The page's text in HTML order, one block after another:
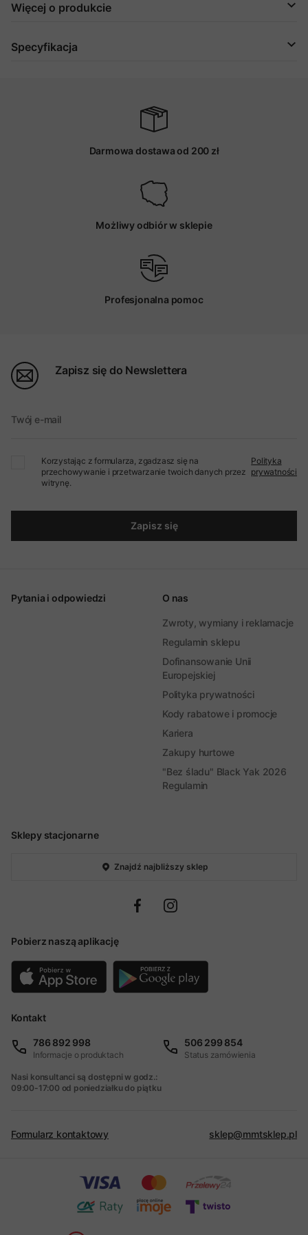
Więcej o produkcie
Specyfikacja
Darmowa dostawa od 200 zł
Możliwy odbiór w sklepie
Profesjonalna pomoc
Zapisz się do Newslettera
Twój e-mail
Korzystając z formularza, zgadzasz się na
przechowywanie i przetwarzanie twoich danych przez
witrynę.
Polityka
prywatności
Zapisz się
Sklepy stacjonarne
Znajdź najbliższy sklep
Pobierz naszą aplikację
Pytania i odpowiedzi O nas
Zwroty, wymiany i reklamacje
Regulamin sklepu
Dofinansowanie Unii
Europejskiej
Polityka prywatności
Kody rabatowe i promocje
Kariera
Zakupy hurtowe
"Bez śladu" Black Yak 2026
Regulamin
Kontakt
786 892 998
Informacje o produktach
506 299 854
Status zamówienia
Nasi konsultanci są dostępni w godz.:
09:00-17:00 od poniedziałku do piątku
Formularz kontaktowy sklep@mmtsklep.pl